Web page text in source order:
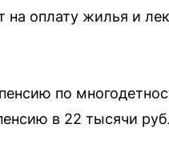
на оплату жилья и
по
в 22 тысячи